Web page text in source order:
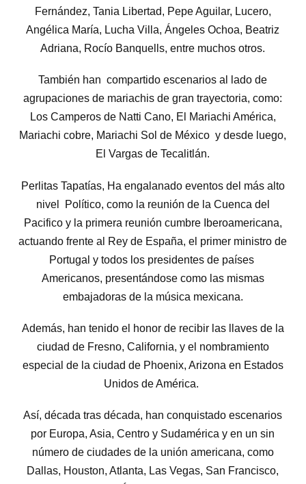
Fernández, Tania Libertad, Pepe Aguilar, Lucero,
Angélica María, Lucha Villa, Ángeles Ochoa, Beatriz
Adriana, Rocío Banquells, entre muchos otros.
También han compartido escenarios al lado de
agrupaciones de mariachis de gran trayectoria, como:
Los Camperos de Natti Cano, El Mariachi América,
Mariachi cobre, Mariachi Sol de México y desde luego,
El Vargas de Tecalitlán.
Perlitas Tapatías, Ha engalanado eventos del más alto
nivel Político, como la reunión de la Cuenca del
Pacifico y la primera reunión cumbre Iberoamericana,
actuando frente al Rey de España, el primer ministro de
Portugal y todos los presidentes de países
Americanos, presentándose como las mismas
embajadoras de la música mexicana.
Además, han tenido el honor de recibir las llaves de la
ciudad de Fresno, California, y el nombramiento
especial de la ciudad de Phoenix, Arizona en Estados
Unidos de América.
Así, década tras década, han conquistado escenarios
por Europa, Asia, Centro y Sudamérica y en un sin
número de ciudades de la unión americana, como
Dallas, Houston, Atlanta, Las Vegas, San Francisco,